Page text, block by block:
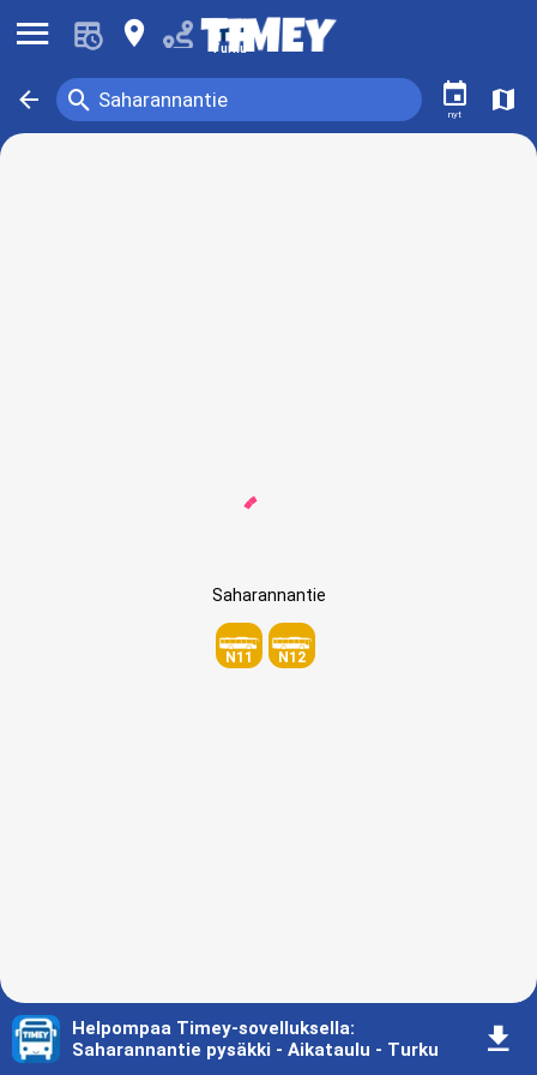
󰍜 󰍎 Turku
󰁍 Saharannantie
󰍉 󰃭
nyt
󰍍
Saharannantie
N11 N12
Helpompaa Timey-sovelluksella:
Saharannantie pysäkki - Aikataulu - Turku
󰇚